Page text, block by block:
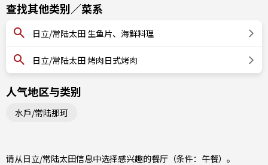
查找其他类别／菜系
日立/常陆太田 生鱼片、海鲜料理
日立/常陆太田 烤肉日式烤肉
人气地区与类别
水戶/常陆那珂
请从日立/常陆太田信息中选择感兴趣的餐厅（条件：午餐）。